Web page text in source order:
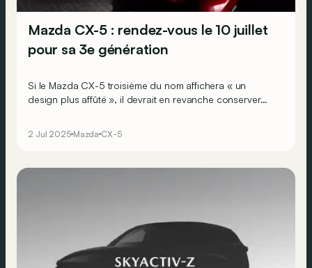
Mazda CX-5 : rendez-vous le 10 juillet
pour sa 3e génération
Si le Mazda CX-5 troisième du nom affichera « un
design plus affûté », il devrait en revanche conserver
2 Jul 2025 Mazda CX-5